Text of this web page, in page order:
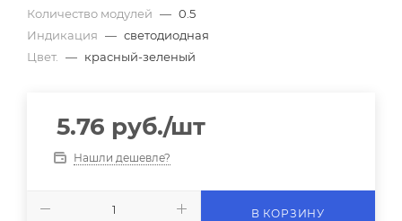
Количество модулей — 0.5
Индикация — светодиодная
Цвет.
— красный-зеленый
5.76 руб./шт
Нашли дешевле?
В КОРЗИНУ